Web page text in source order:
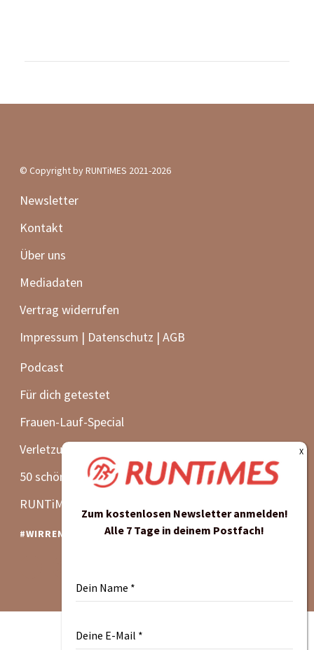
Über uns
Podcast
Für dich getestet
Frauen-Lauf-Special
Verletzungsprävention
50 schöne Laufevents
RUNTiMES Edition
#WIRRENNENWEITER
Zum kostenlosen Newsletter anmelden!
Alle 7 Tage in deinem Postfach!
Dein Name *
Deine E-Mail *